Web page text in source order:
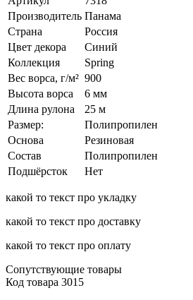
Производитель Панама
Страна
Россия
Цвет декора
Синий
Коллекция
Spring
Вес ворса, г/м² 900
Высота ворса
6 мм
Длина рулона
25 м
Размер:
Полипропилен
Основа
Резиновая
Состав
Полипропилен
Подшёрсток
Нет
какой то текст про укладку
какой то текст про доставку
какой то текст про оплату
Сопутствующие товары
Код товара 3015